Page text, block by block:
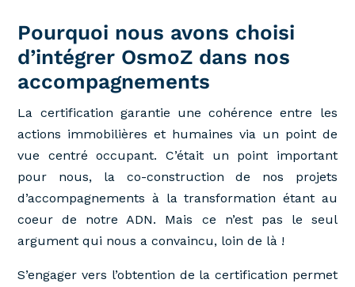
Pourquoi nous avons choisi
d’intégrer OsmoZ dans nos
accompagnements
La certification garantie une cohérence entre les
actions immobilières et humaines via un point de
vue centré occupant. C’était un point important
pour nous, la co-construction de nos projets
d’accompagnements à la transformation étant au
coeur de notre ADN. Mais ce n’est pas le seul
argument qui nous a convaincu, loin de là !
S’engager vers l’obtention de la certification permet